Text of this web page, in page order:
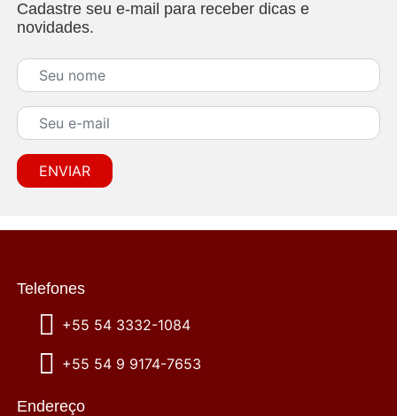
Cadastre seu e-mail para receber dicas e
novidades.
* Seu nome
* Seu e-mail
ENVIAR
Telefones
+55 54 3332-1084
+55 54 9 9174-7653
Endereço